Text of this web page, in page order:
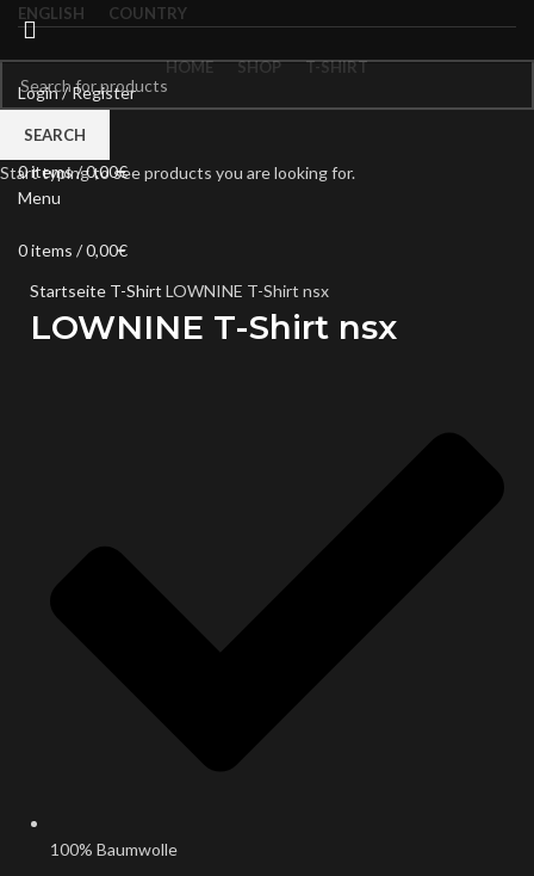
ENGLISH COUNTRY
HOME SHOP T-SHIRT
Login / Register
Wishlist
0items/0,00€
Menu
0items /0,00€
Click to enlarge
Startseite T-Shirt LOWNINE T-Shirt nsx
LOWNINE T-Shirt nsx
100% Baumwolle
SEARCH
Start typing to see products you are looking for.